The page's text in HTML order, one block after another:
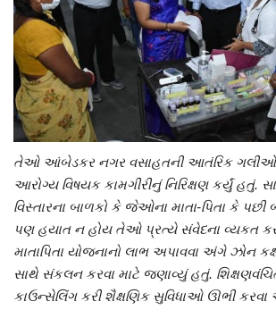
તેઓ આંબેડકર નગર વસાહતની આતંરિક
આરોગ્ય વિષયક કામગીરીનું નિરિક્ષણ કર્યું હતું.
વિસ્તારના બાળકો કે જેઓના માતા-પિતા કે
પણ હયાત ન હોય તેઓ પ્રત્યે સંવેદના વ્યકત
માતાપિતા યોજનાનો લાભ અપાવવા અંગે ઝોન
સાથે સંકલન કરવા માટે જણાવ્યું હતું.
કાઉન્સેલિંગ કરી શૈક્ષણિક સુવિધાઓ ઊભી